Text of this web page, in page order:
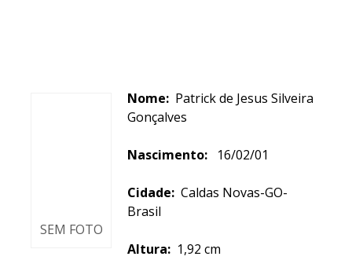
SEM FOTO
Nome: Patrick de Jesus Silveira
Gonçalves
Nascimento: 16/02/01
Cidade: Caldas Novas-GO-
Brasil
Altura: 1,92 cm